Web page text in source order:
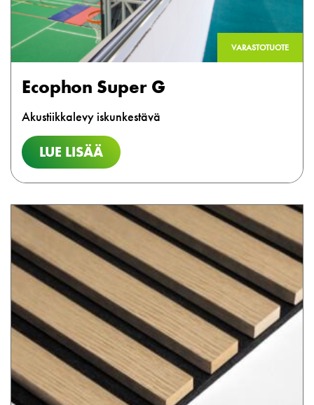
VARASTOTUOTE
Ecophon Super G
Akustiikkalevy iskunkestävä
LUE LISÄÄ